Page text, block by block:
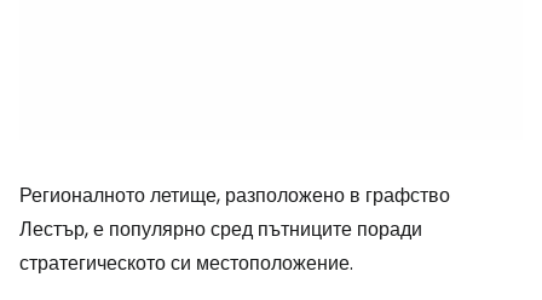
Регионалното летище, разположено в графство
Лестър, е популярно сред пътниците поради
стратегическото си местоположение.